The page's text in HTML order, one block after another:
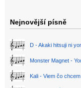
Nejnovější písně
D - Akaki hitsuji ni
Monster Magnet -
Kali - Viem čo chcem